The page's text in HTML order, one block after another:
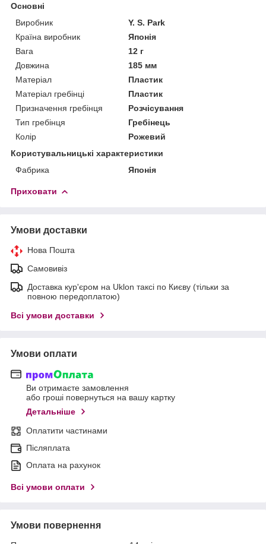
Основні
Виробник
Y. S. Park
Країна виробник
Японія
Вага
12 г
Довжина
185 мм
Матеріал
Пластик
Матеріал гребінці
Пластик
Призначення гребінця
Розчісування
Тип гребінця
Гребінець
Колір
Рожевий
Користувальницькі характеристики
Фабрика
Японія
Приховати
Умови доставки
Нова Пошта
Самовивіз
Доставка кур'єром на Uklon таксі по Києву (тільки за
повною передоплатою)
Всі умови доставки
Умови оплати
Ви отримаєте замовлення
або гроші повернуться на вашу картку
Детальніше
Оплатити частинами
Післяплата
Оплата на рахунок
Всі умови оплати
Умови повернення